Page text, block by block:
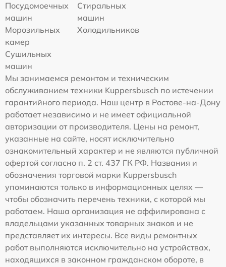
Посудомоечных
машин
Стиральных
машин
Морозильных
камер
Холодильников
Сушильных
машин
Мы занимаемся ремонтом и техническим
обслуживанием техники Kuppersbusch по истечении
гарантийного периода. Наш центр в Ростове-на-Дону
работает независимо и не имеет официальной
авторизации от производителя. Цены на ремонт,
указанные на сайте, носят исключительно
ознакомительный характер и не являются публичной
офертой согласно п. 2 ст. 437 ГК РФ. Названия и
обозначения торговой марки Kuppersbusch
упоминаются только в информационных целях —
чтобы обозначить перечень техники, с которой мы
работаем. Наша организация не аффилирована с
владельцами указанных товарных знаков и не
представляет их интересы. Все виды ремонтных
работ выполняются исключительно на устройствах,
находящихся в законном гражданском обороте, в